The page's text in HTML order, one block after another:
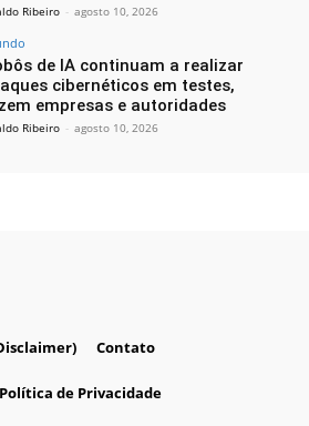
Ribeiro - agosto 10, 2026
de IA continuam a realizar
cibernéticos em testes,
empresas e autoridades
Ribeiro - agosto 10, 2026
Contato
Política de Privacidade